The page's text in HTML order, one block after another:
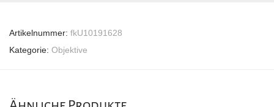
Artikelnummer: fkU10191628
Kategorie: Objektive